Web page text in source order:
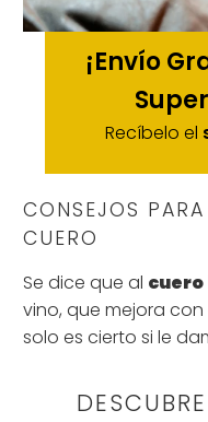
¡Envío
Recíbelo el
CONSEJOS
CUERO
Se dice que al cuero
vino, que mejora
solo es cierto si le